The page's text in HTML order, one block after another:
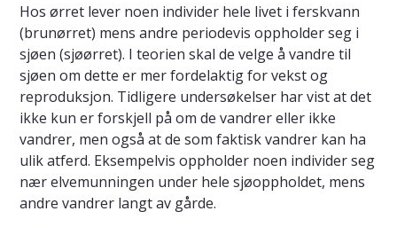
Hos ørret lever noen individer hele livet i ferskvann
(brunørret) mens andre periodevis oppholder seg i
sjøen (sjøørret). I teorien skal de velge å vandre til
sjøen om dette er mer fordelaktig for vekst og
reproduksjon. Tidligere undersøkelser har vist at det
ikke kun er forskjell på om de vandrer eller ikke
vandrer, men også at de som faktisk vandrer kan ha
ulik atferd. Eksempelvis oppholder noen individer seg
nær elvemunningen under hele sjøoppholdet, mens
andre vandrer langt av gårde.